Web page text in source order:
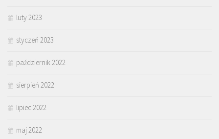
luty 2023
styczeń 2023
październik 2022
sierpień 2022
lipiec 2022
maj 2022